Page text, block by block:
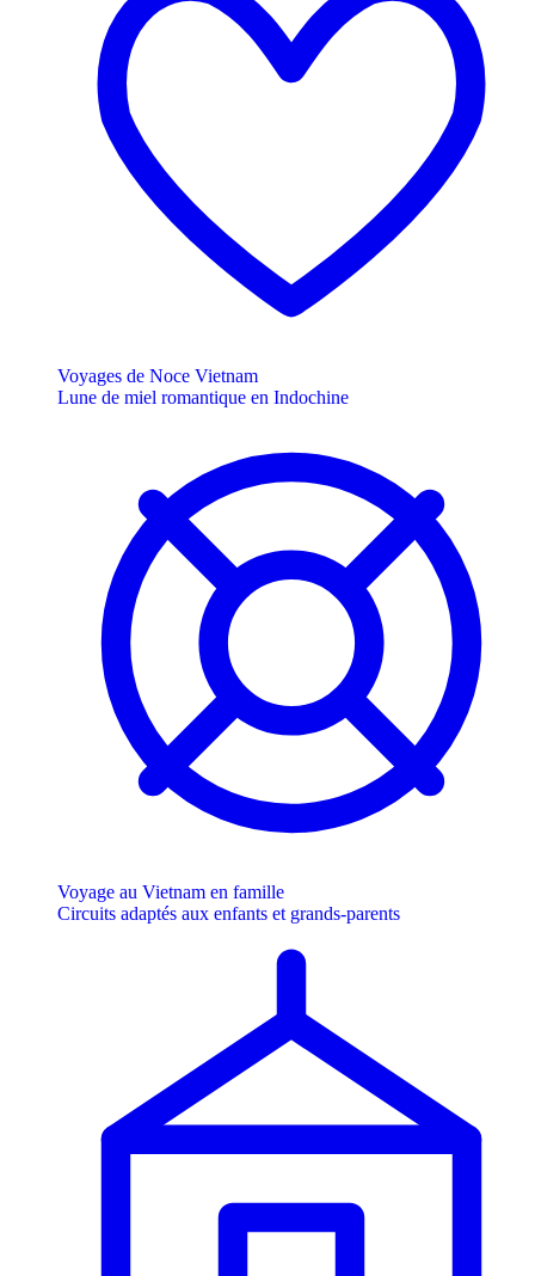
Voyages de Noce Vietnam
Lune de miel romantique en Indochine
Voyage au Vietnam en famille
Circuits adaptés aux enfants et grands-parents